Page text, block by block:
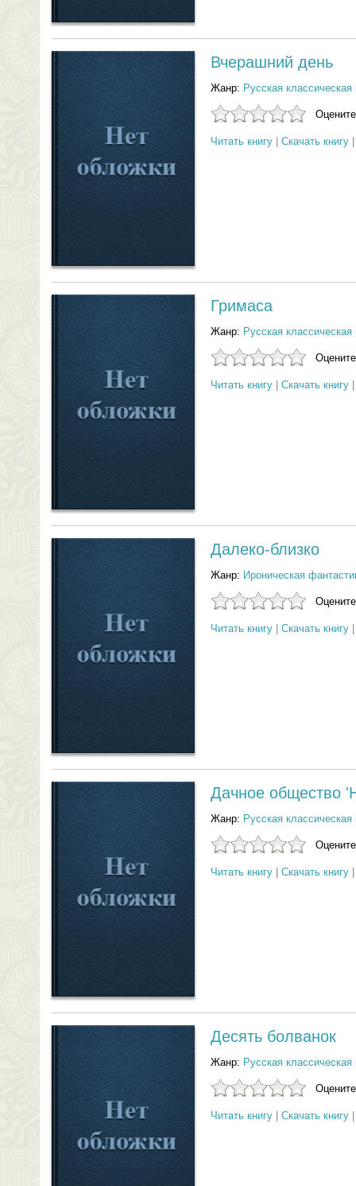
Вчерашний день
Жанр: Русская классическая
Читать книгу Скачать книгу
Гримаса
Жанр: Русская классическая
Читать книгу Скачать книгу
Далеко-близко
Жанр: Ироническая
Читать книгу Скачать книгу
Дачное общество
Жанр: Русская классическая
Читать книгу Скачать книгу
Десять болванок
Жанр: Русская классическая
Читать книгу Скачать книгу